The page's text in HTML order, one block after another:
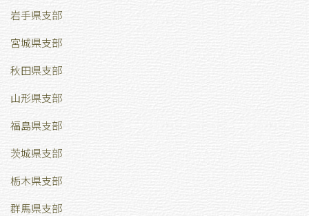
岩手県支部
宮城県支部
秋田県支部
山形県支部
福島県支部
茨城県支部
栃木県支部
群馬県支部